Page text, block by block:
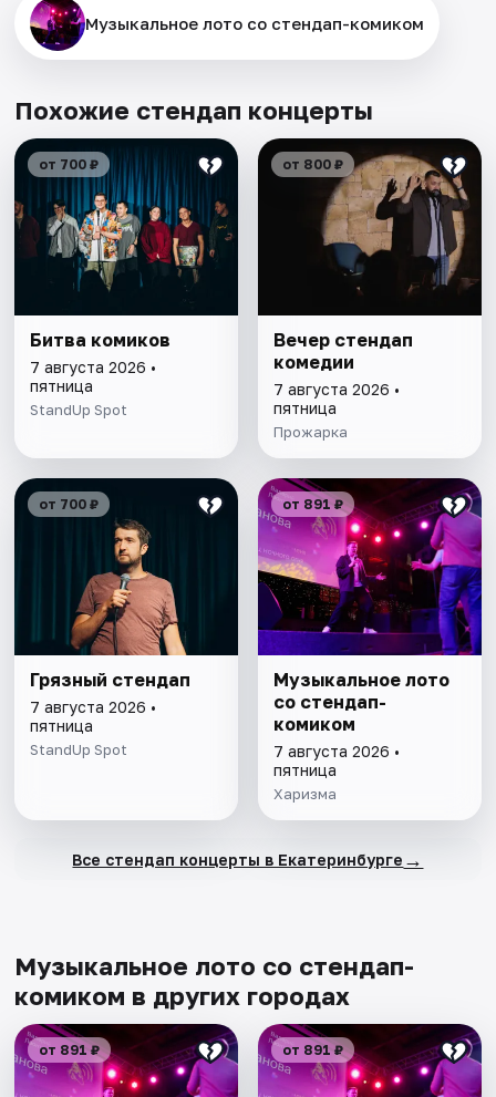
Музыкальное лото со стендап-комиком
Похожие стендап концерты
от 700 ₽
Битва комиков
7 августа 2026 •
пятница
StandUp Spot
от 800 ₽
Вечер стендап
комедии
7 августа 2026 •
пятница
Прожарка
от 700 ₽
Грязный стендап
7 августа 2026 •
пятница
StandUp Spot
от 891 ₽
Музыкальное лото
со стендап-
комиком
7 августа 2026 •
пятница
Харизма
Все стендап концерты в Екатеринбурге →
Музыкальное лото со стендап-
комиком в других городах
от 891 ₽ от 891 ₽